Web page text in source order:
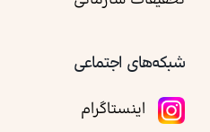
شبکه‌های اجتماعی
اینستاگرام